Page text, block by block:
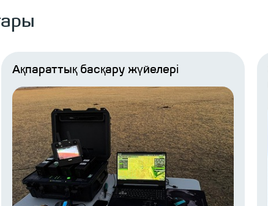
Ақпараттық басқару жүйелері